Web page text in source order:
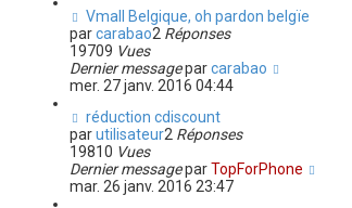
Vmall Belgique, oh pardon belgïe
parcarabao2 Réponses
19709 Vues
Dernier messageparcarabao
mer. 27 janv. 2016 04:44
réduction cdiscount
parutilisateur2 Réponses
19810 Vues
Dernier messageparTopForPhone
mar. 26 janv. 2016 23:47